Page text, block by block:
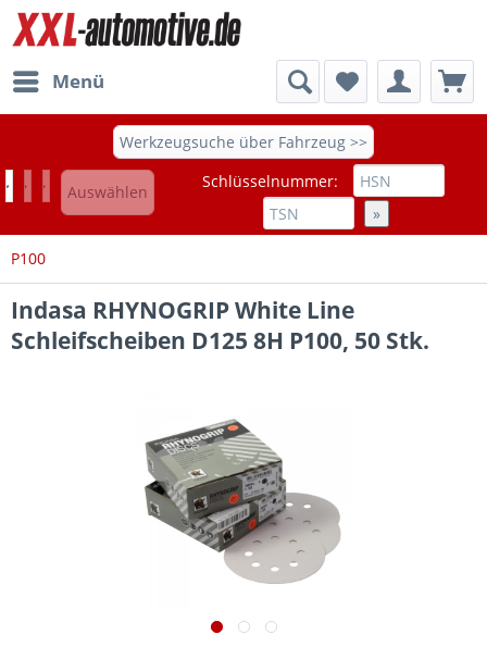
Menü
Werkzeugsuche über Fahrzeug >>
Auswählen
Schlüsselnummer:
»
P100
Indasa RHYNOGRIP White Line
Schleifscheiben D125 8H P100, 50 Stk.